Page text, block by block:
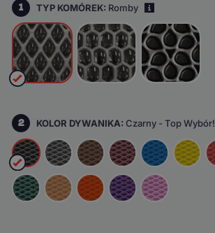
1 TYP KOMÓREK: Romby
2 KOLOR DYWANIKA:Czarny - Top Wybór!